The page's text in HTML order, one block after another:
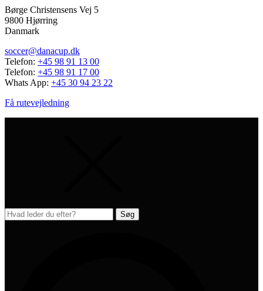
Børge Christensens Vej 5
9800 Hjørring
Danmark
soccer@danacup.dk
Telefon: +45 98 91 13 00
Telefon: +45 98 91 17 00
Whats App: +45 30 94 23 22
Få rutevejledning